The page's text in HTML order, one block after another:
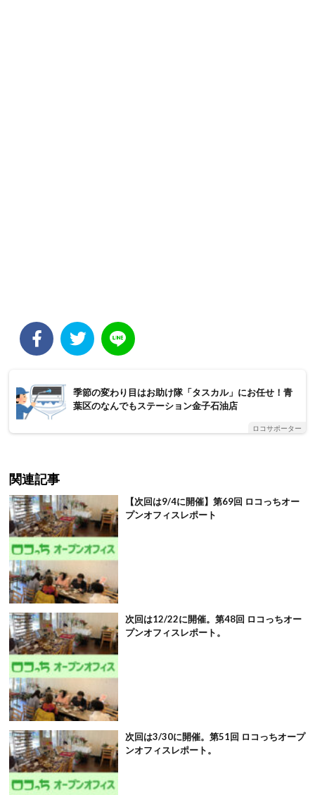
季節の変わり目はお助け隊「タスカル」にお任せ！青
葉区のなんでもステーション金子石油店
ロコサポーター
関連記事
【次回は9/4に開催】第69回 ロコっちオー
プンオフィスレポート
次回は12/22に開催。第48回 ロコっちオー
プンオフィスレポート。
次回は3/30に開催。第51回 ロコっちオープ
ンオフィスレポート。